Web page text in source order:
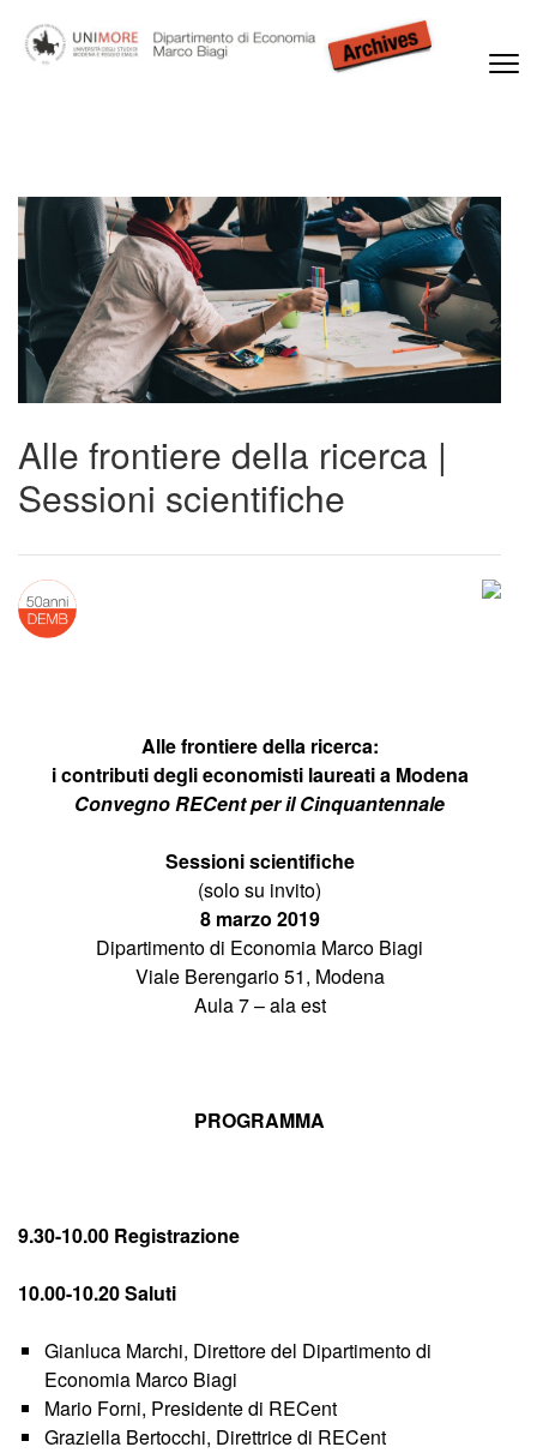
contenuto
Alle frontiere della ricerca |
Sessioni scientifiche
Alle frontiere della ricerca:
i contributi degli economisti laureati a Modena
Convegno RECent per il Cinquantennale
Sessioni scientifiche
(solo su invito)
8 marzo 2019
Dipartimento di Economia Marco Biagi
Viale Berengario 51, Modena
Aula 7 – ala est
PROGRAMMA
9.30-10.00 Registrazione
10.00-10.20 Saluti
Gianluca Marchi, Direttore del Dipartimento di
Economia Marco Biagi
Mario Forni, Presidente di RECent
Graziella Bertocchi, Direttrice di RECent